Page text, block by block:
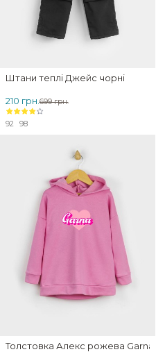
Штани теплі Джейс чорні
699 грн.
210 грн.
92 98
Толстовка Алекс рожева Garna